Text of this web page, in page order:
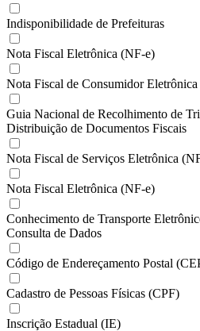
Indisponibilidade de Prefeituras
Nota Fiscal Eletrônica (NF-e)
Nota Fiscal de Consumidor
Guia Nacional de Recolhimento de
Distribuição de Documentos Fiscais
Nota Fiscal de Serviços Eletrônica
Nota Fiscal Eletrônica (NF-e)
Conhecimento de Transporte
Consulta de Dados
Código de Endereçamento Postal
Cadastro de Pessoas Físicas (CPF)
Inscrição Estadual (IE)